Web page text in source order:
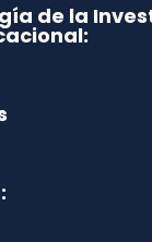
de la